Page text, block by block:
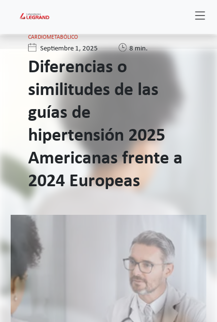
CARDIOMETABÓLICO
Septiembre 1, 2025 8 min.
Diferencias o
similitudes de las
guías de
hipertensión 2025
Americanas frente a
2024 Europeas